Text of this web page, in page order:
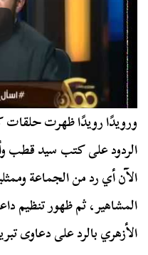
ورويدًا رويدًا ظهرت حلقات
الردود على كتب سيد قطب
الآن أي رد من الجماعة
المشاهير، ثم ظهور تنظيم
الأزهري بالرد على دعاوى